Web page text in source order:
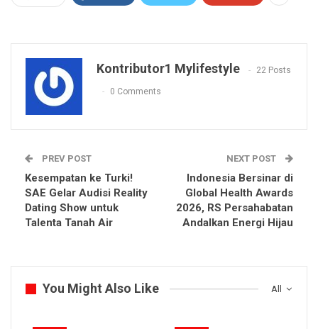
Kontributor1 Mylifestyle 22 Posts
0 Comments
PREV POST
Kesempatan ke Turki!
SAE Gelar Audisi Reality
Dating Show untuk
Talenta Tanah Air
NEXT POST
Indonesia Bersinar di
Global Health Awards
2026, RS Persahabatan
Andalkan Energi Hijau
All
You Might Also Like